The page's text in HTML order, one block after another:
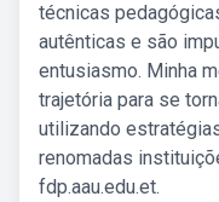
técnicas
autênticas e são
entusiasmo. Minha
trajetória para se
utilizando
renomadas
fdp.aau.edu.et.